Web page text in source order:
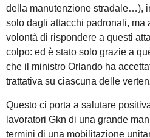
della manutenzione stradale…),
solo dagli attacchi padronali, ma
volontà di rispondere a questi
colpo: ed è stato solo grazie a
che il ministro Orlando ha
trattativa su ciascuna delle
Questo ci porta a salutare
lavoratori Gkn di una grande
termini di una mobilitazione